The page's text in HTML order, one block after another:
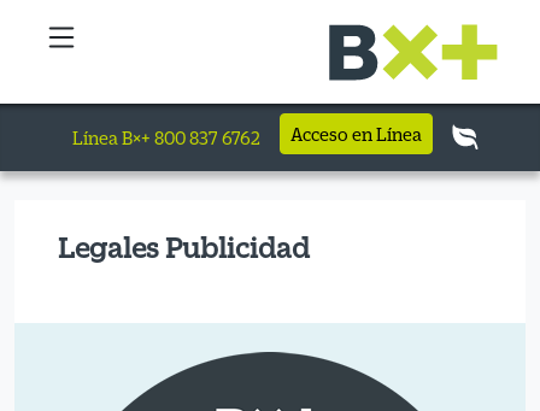
Línea B×+ 800 837 6762 Acceso en Línea
Legales Publicidad